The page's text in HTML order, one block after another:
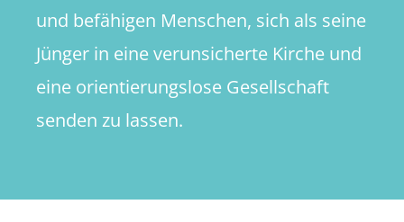
und befähigen Menschen, sich als seine
Jünger in eine verunsicherte Kirche und
eine orientierungslose Gesellschaft
senden zu lassen.